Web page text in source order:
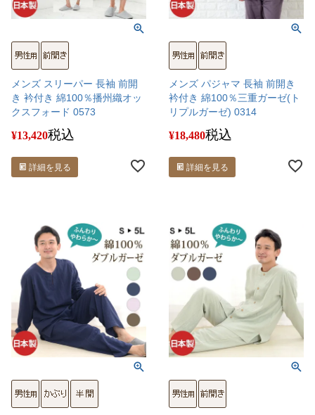
メンズ スリーパー 長袖 前開
き 衿付き 綿100％播州織オッ
クスフォード 0573
¥13,420税込
詳細を見る
メンズ パジャマ 長袖 前開き
衿付き 綿100％三重ガーゼ(ト
リプルガーゼ) 0314
¥18,480税込
詳細を見る